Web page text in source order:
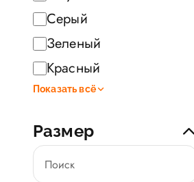
Серый
Зеленый
Красный
Показать всё
Размер